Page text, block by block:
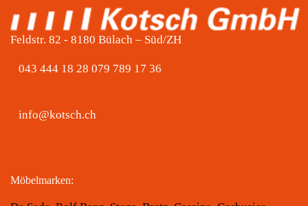
Feldstr. 82 - 8180 Bülach – Süd/ZH
043 444 18 28 079 789 17 36
info@kotsch.ch
Möbelmarken: